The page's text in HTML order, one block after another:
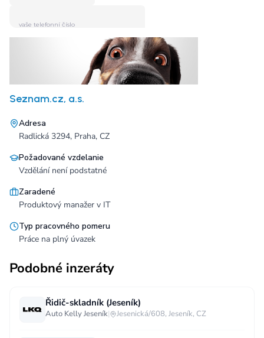
Seznam.cz, a.s.
Adresa
Radlická 3294, Praha, CZ
Požadované vzdelanie
Vzdělání není podstatné
Zaradené
Produktový manažer v IT
Typ pracovného pomeru
Práce na plný úvazek
Podobné inzeráty
Řidič-skladník (Jeseník)
Auto Kelly Jeseník| Jesenická/608, Jeseník, CZ